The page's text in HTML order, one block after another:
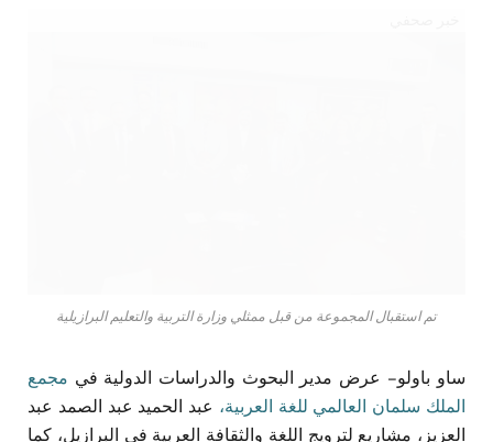
تم استقبال المجموعة من قبل ممثلي وزارة التربية والتعليم البرازيلية
ساو باولو – عرض مدير البحوث والدراسات الدولية في مجمع
الملك سلمان العالمي للغة العربية، عبد الحميد عبد الصمد عبد
العزيز، مشاريع لترويج اللغة والثقافة العربية في البرازيل، كما